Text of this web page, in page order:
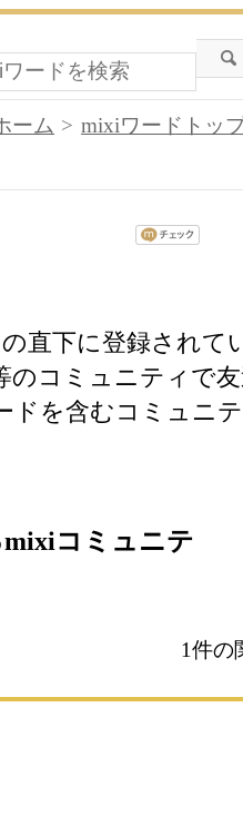
ーム
mixiワードトッ
直下に登録されて
コミュニティで
を含むコミュニ
mixiコミュニテ
1件の